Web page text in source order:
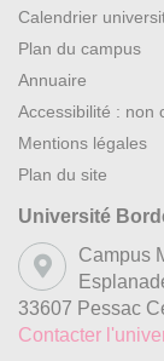
Calendrier
Plan du campus
Annuaire
Accessibilité : non
Mentions légales
Plan du site
Université
Campus
33607 Pessac
Contacter